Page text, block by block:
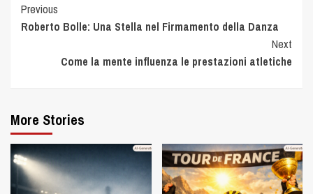
Previous
Roberto Bolle: Una Stella nel Firmamento della Danza
Next
Come la mente influenza le prestazioni atletiche
More Stories